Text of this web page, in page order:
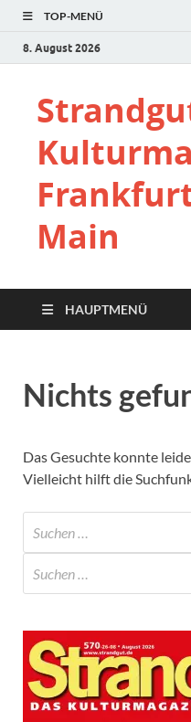
TOP-MENÜ
8. August 2026
Main
HAUPTMENÜ
Nichts
Das Gesuchte konnte
Vielleicht hilft die